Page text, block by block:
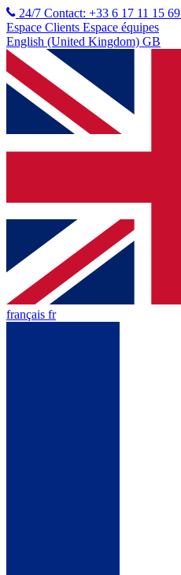
24/7 Contact: +33 6 17 11 15 69
Espace Clients Espace équipes
English (United Kingdom) GB
français fr